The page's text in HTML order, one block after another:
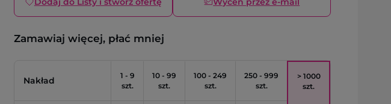
Zamawiaj więcej, płać mniej
Nakład
1 - 9
szt.
10 - 99
szt.
100 - 249
szt.
250 - 999
szt.
> 1000
szt.